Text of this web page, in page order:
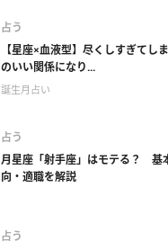
占う
【星座×血液型】尽くしすぎてし
のいい関係になり...
誕生月占い
占う
月星座「射手座」はモテる？ 基
向・適職を解説
占う